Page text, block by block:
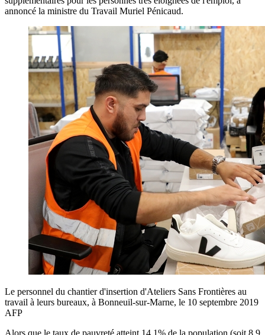
annoncé la ministre du Travail Muriel Pénicaud.
Le personnel du chantier d'insertion d'Ateliers Sans Frontières au
travail à leurs bureaux, à Bonneuil-sur-Marne, le 10 septembre 2019
AFP
Alors que le taux de pauvreté atteint 14,1% de la population (soit 8,9